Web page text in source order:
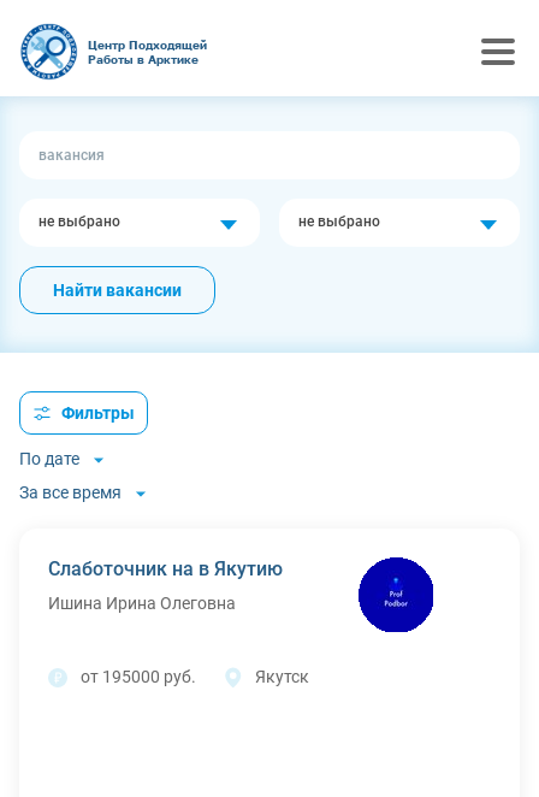
Центр Подходящей
Работы в Арктике
не выбрано не выбрано
Найти вакансии
Фильтры
По дате
За все время
Слаботочник на в Якутию
Ишина Ирина Олеговна
от 195000 руб. Якутск